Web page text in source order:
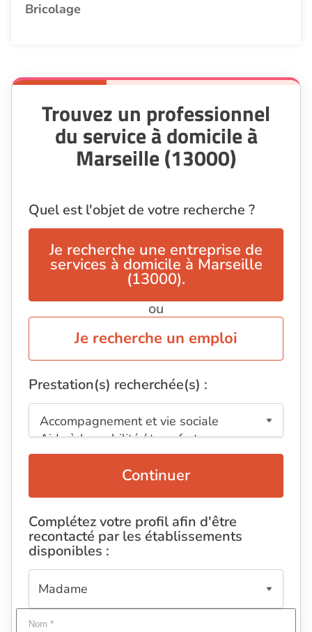
Bricolage
Trouvez un professionnel
du service à domicile à
Marseille (13000)
Quel est l'objet de votre recherche ?
Je recherche une entreprise de
services à domicile à Marseille
(13000).
ou
Je recherche un emploi
Prestation(s) recherchée(s) :
Continuer
Complétez votre profil afin d'être
recontacté par les établissements
disponibles :